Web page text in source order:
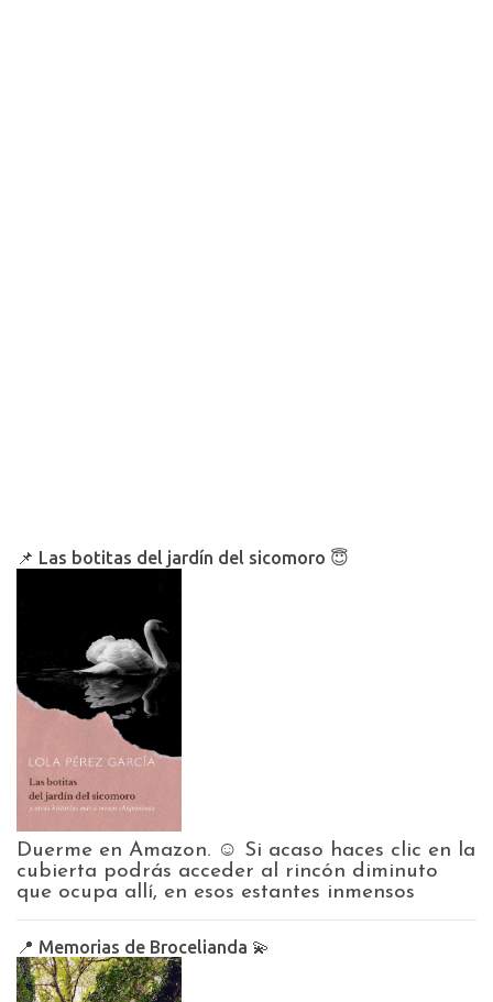
📌 Las botitas del jardín del sicomoro 😇
Duerme en Amazon. ☺️ Si acaso haces clic en la
cubierta podrás acceder al rincón diminuto
que ocupa allí, en esos estantes inmensos
📍 Memorias de Brocelianda 💫